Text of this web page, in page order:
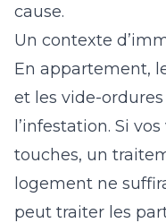
cause.
Un contexte
En appartement,
et les vide-
l’infestation. Si
touches, un
logement ne
peut traiter les